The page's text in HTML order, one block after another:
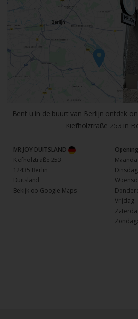
Bent u in de buurt van Berlijn ontdek
Kiefholztraße 253 in
MR.JOY DUITSLAND
Kiefholztraße 253
12435 Berlin
Duitsland
Bekijk op Google Maps
Dinsdag:
Vrijdag:
Zondag: